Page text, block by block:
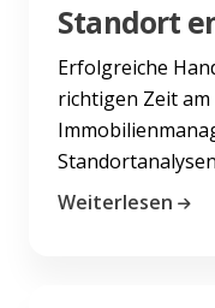
Standort
Erfolgreiche
richtigen Zeit
Weiterlesen